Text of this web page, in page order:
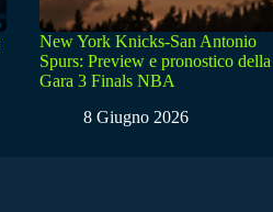
New York Knicks-San Antonio
Spurs: Preview e pronostico della
Gara 3 Finals NBA
8 Giugno 2026